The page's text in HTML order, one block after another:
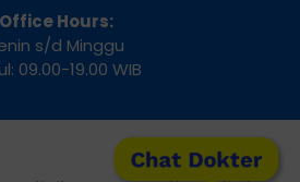
Chat Dokter
Office Hours:
s/d Minggu
09.00-19.00 WIB